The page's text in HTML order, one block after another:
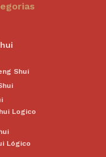
Shui
Logico
Lógico